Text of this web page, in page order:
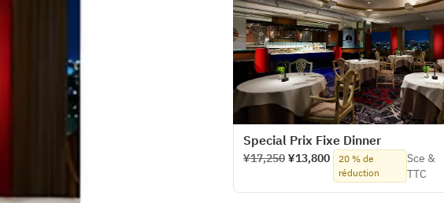
Special Prix Fixe Dinner
¥17,250 ¥13,800
20 % de
réduction
Sce &
TTC